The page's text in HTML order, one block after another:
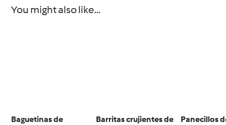
You might also like...
Baguetinas de
Barritas crujientes de
Panecillos